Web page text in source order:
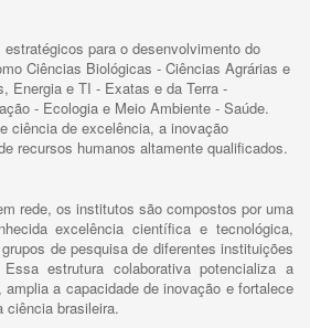
para o desenvolvimento do
Ciências Biológicas - Ciências Agrárias e
Energia e TI - Exatas e da Terra -
- Ecologia e Meio Ambiente - Saúde.
ciência de excelência, a inovação
recursos humanos altamente qualificados.
rede, os institutos são compostos por uma
excelência científica e tecnológica,
de pesquisa de diferentes instituições
estrutura colaborativa potencializa a
a capacidade de inovação e fortalece
ciência brasileira.